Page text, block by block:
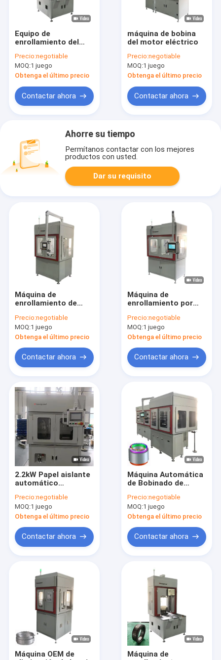
Inicio
Productos
Videos
Equipo de
enrollamiento del
presión del estator
de alambre plano
controlado por servo
Precio:negotiable
MOQ:1 juego
Obtenga el último precio
Contactar ahora
máquina de bobina
del motor eléctrico
Precio:negotiable
MOQ:1 juego
Obtenga el último precio
Contactar ahora
Ahorre su tiempo
Permítanos contactar con los mejores
productos con usted.
Dar su requisito
Máquina de
enrollamiento de
controlada por servo
Precio:negotiable
MOQ:1 juego
Obtenga el último precio
Contactar ahora
Máquina de
enrollamiento por
Precio:negotiable
MOQ:1 juego
Obtenga el último precio
Contactar ahora
2.2kW Papel aislante
automático
de cuerda de estado
único OEM
Precio:negotiable
MOQ:1 juego
Obtenga el último precio
Contactar ahora
Máquina Automática
de Bobinado de
de Alambre Plano
para Carrito de Golf
de Alta Precisión
Precio:negotiable
MOQ:1 juego
Obtenga el último precio
Contactar ahora
Máquina OEM de
Máquina de